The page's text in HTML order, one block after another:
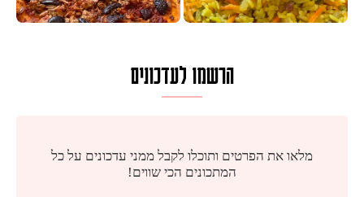
הרשמו לעדכונים